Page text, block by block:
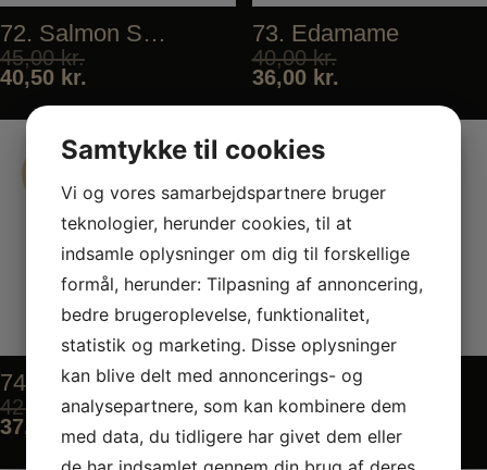
72. Salmon Salad
45,00kr.
40,50 kr.
73. Edamame
40,00kr.
36,00 kr.
Tilbud
74. Spicy Edamame
42,00 kr.
37,80
Tilbud
75. Miso Soup
25,00kr.
22,50
kr.
Samtykke til cookies
Vi og vores samarbejdspartnere bruger
teknologier, herunder cookies, til at
indsamle oplysninger om dig til forskellige
formål, herunder: Tilpasning af annoncering,
bedre brugeroplevelse, funktionalitet,
statistik og marketing. Disse oplysninger
kan blive delt med annoncerings- og
analysepartnere, som kan kombinere dem
med data, du tidligere har givet dem eller